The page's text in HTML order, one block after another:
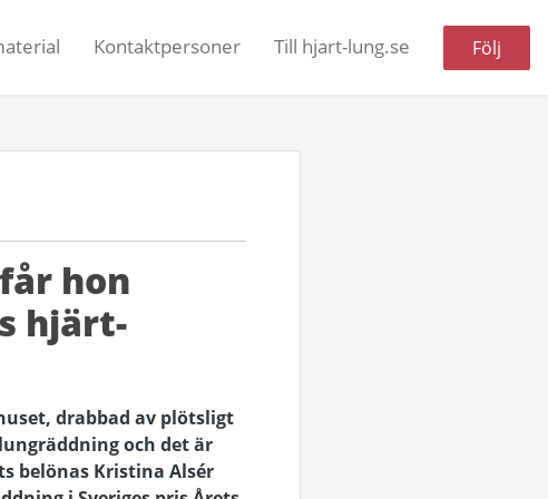
Kontaktpersoner Till hjart-lung.se Följ
hon
hjärt-
drabbad av plötsligt
och det är
belönas Kristina Alsér